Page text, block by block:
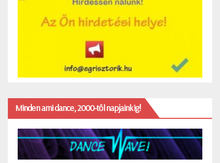
Minden ami dance, 2000-től napjainkig!